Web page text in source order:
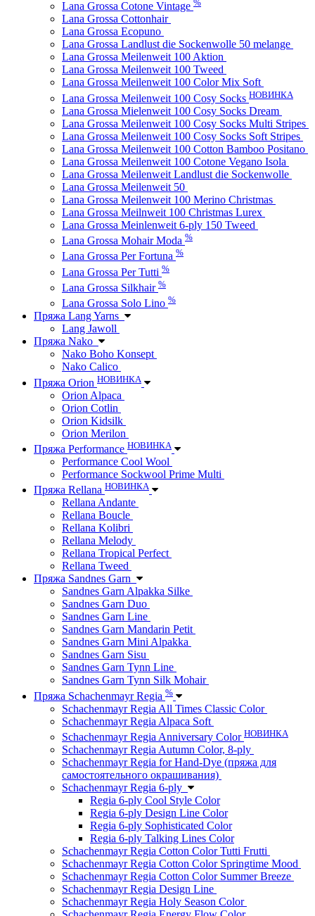
Lana Grossa Cotone Vintage %
Lana Grossa Cottonhair
Lana Grossa Ecopuno
Lana Grossa Landlust die Sockenwolle 50 melange
Lana Grossa Meilenweit 100 Aktion
Lana Grossa Meilenweit 100 Tweed
Lana Grossa Meilenweit 100 Color Mix Soft
Lana Grossa Meilenweit 100 Cosy Socks НОВИНКА
Lana Grossa Mielenweit 100 Cosy Socks Dream
Lana Grossa Meilenweit 100 Cosy Socks Multi Stripes
Lana Grossa Meilenweit 100 Cosy Socks Soft Stripes
Lana Grossa Meilenweit 100 Cotton Bamboo Positano
Lana Grossa Meilenweit 100 Cotone Vegano Isola
Lana Grossa Meilenweit Landlust die Sockenwolle
Lana Grossa Meilenweit 50
Lana Grossa Meilenweit 100 Merino Christmas
Lana Grossa Meilnweit 100 Christmas Lurex
Lana Grossa Meinlenweit 6-ply 150 Tweed
Lana Grossa Mohair Moda %
Lana Grossa Per Fortuna %
Lana Grossa Per Tutti %
Lana Grossa Silkhair %
Lana Grossa Solo Lino %
Пряжа Lang Yarns
Lang Jawoll
Пряжа Nako
Nako Boho Konsept
Nako Calico
Пряжа Orion НОВИНКА
Orion Alpaca
Orion Cotlin
Orion Kidsilk
Orion Merilon
Пряжа Performance НОВИНКА
Performance Cool Wool
Performance Sockwool Prime Multi
Пряжа Rellana НОВИНКА
Rellana Andante
Rellana Boucle
Rellana Kolibri
Rellana Melody
Rellana Tropical Perfect
Rellana Tweed
Пряжа Sandnes Garn
Sandnes Garn Alpakka Silke
Sandnes Garn Duo
Sandnes Garn Line
Sandnes Garn Mandarin Petit
Sandnes Garn Mini Alpakka
Sandnes Garn Sisu
Sandnes Garn Tynn Line
Sandnes Garn Tynn Silk Mohair
Пряжа Schachenmayr Regia %
Schachenmayr Regia All Times Classic Color
Schachenmayr Regia Alpaca Soft
Schachenmayr Regia Anniversary Color НОВИНКА
Schachenmayr Regia Autumn Color, 8-ply
Schachenmayr Regia for Hand-Dye (пряжа для
самостоятельного окрашивания)
Schachenmayr Regia 6-ply
Regia 6-ply Cool Style Color
Regia 6-ply Design Line Color
Regia 6-ply Sophisticated Color
Regia 6-ply Talking Lines Color
Schachenmayr Regia Cotton Color Tutti Frutti
Schachenmayr Regia Cotton Color Springtime Mood
Schachenmayr Regia Cotton Color Summer Breeze
Schachenmayr Regia Design Line
Schachenmayr Regia Holy Season Color